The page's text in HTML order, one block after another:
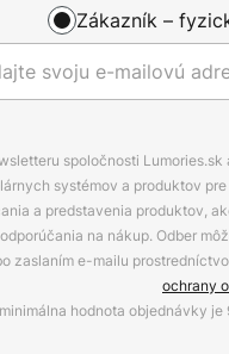
Zákazník –
spoločnosti
systémov a produktov
a predstavenia produktov,
na nákup. Odber
zaslaním e-mailu
ochrany
hodnota objednávky je